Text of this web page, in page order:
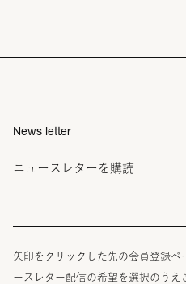
News letter
ニュースレターを購読
矢印をクリックした先の会員登録ペ
ースレター配信の希望を選択のうえ